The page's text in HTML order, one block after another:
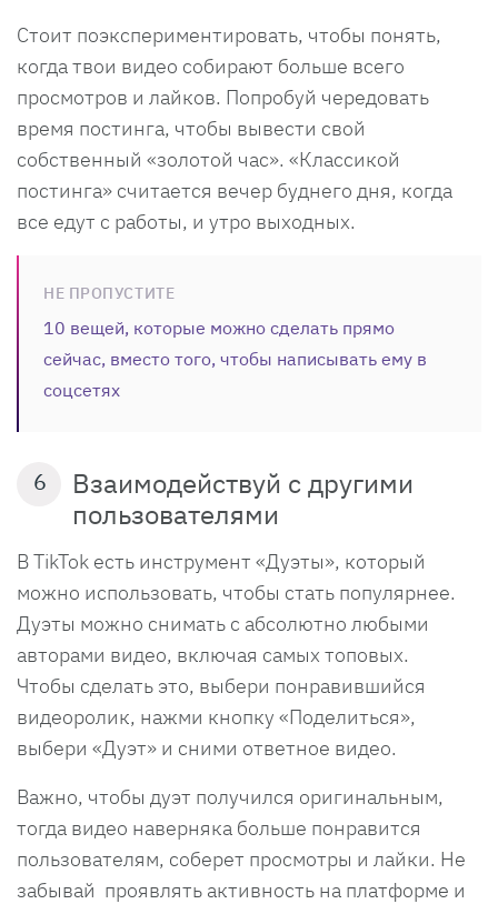
Стоит поэкспериментировать, чтобы понять,
когда твои видео собирают больше всего
просмотров и лайков. Попробуй чередовать
время постинга, чтобы вывести свой
собственный «золотой час». «Классикой
постинга» считается вечер буднего дня, когда
все едут с работы, и утро выходных.
НЕ ПРОПУСТИТЕ
10 вещей, которые можно сделать прямо
сейчас, вместо того, чтобы написывать ему в
соцсетях
6
Взаимодействуй с другими
пользователями
В TikTok есть инструмент «Дуэты», который
можно использовать, чтобы стать популярнее.
Дуэты можно снимать с абсолютно любыми
авторами видео, включая самых топовых.
Чтобы сделать это, выбери понравившийся
видеоролик, нажми кнопку «Поделиться»,
выбери «Дуэт» и сними ответное видео.
Важно, чтобы дуэт получился оригинальным,
тогда видео наверняка больше понравится
пользователям, соберет просмотры и лайки. Не
забывай проявлять активность на платформе и